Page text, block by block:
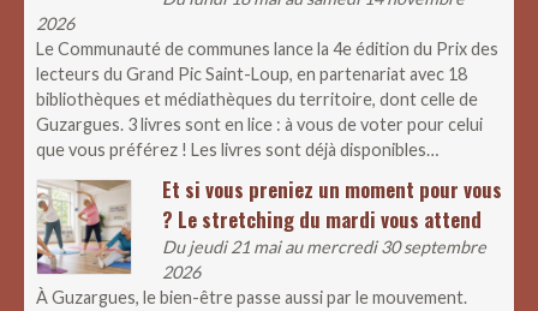
2026
Le Communauté de communes lance la 4e édition du Prix des
lecteurs du Grand Pic Saint-Loup, en partenariat avec 18
bibliothèques et médiathèques du territoire, dont celle de
Guzargues. 3 livres sont en lice : à vous de voter pour celui
que vous préférez ! Les livres sont déjà disponibles…
Et si vous preniez un moment pour vous
? Le stretching du mardi vous attend
Du jeudi 21 mai au mercredi 30 septembre
2026
À Guzargues, le bien-être passe aussi par le mouvement.